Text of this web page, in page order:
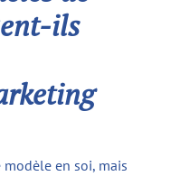
ils
en soi, mais